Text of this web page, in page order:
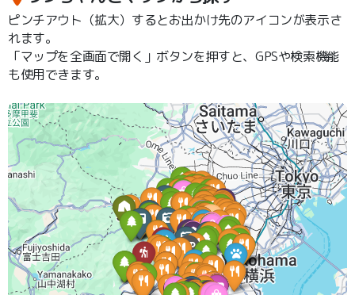
ピンチアウト（拡大）するとお出かけ先のアイコンが表示さ
れます。
「マップを全画面で開く」ボタンを押すと、GPSや検索機能
も使用できます。